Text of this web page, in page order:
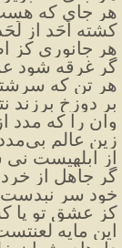
هر جای که
کشته اَحَد از
هر جانوری کز
گر غرقه شود
هر تن که
بر دوزخ برزند
وان را که مدد
زین عالم بی‌مدد نترسد
از ابلهیست
گر جاهل از
خود سر نبدست
کز عشق تو پا
این مایه